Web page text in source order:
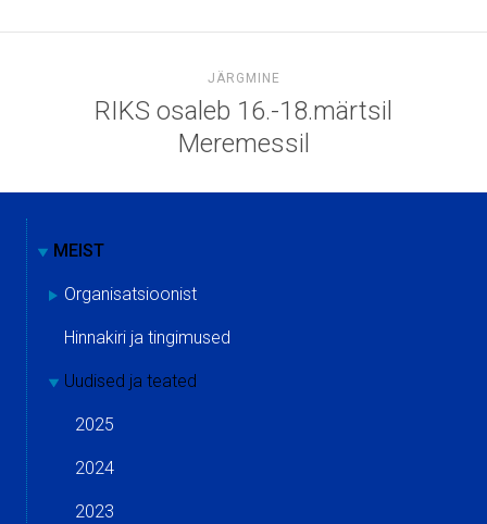
JÄRGMINE
RIKS osaleb 16.-18.märtsil
Meremessil
MEIST
Organisatsioonist
Hinnakiri ja tingimused
Uudised ja teated
2025
2024
2023